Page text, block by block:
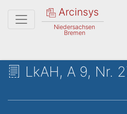
Arcinsys
Niedersachsen
Bremen
LkAH, A 9, Nr.